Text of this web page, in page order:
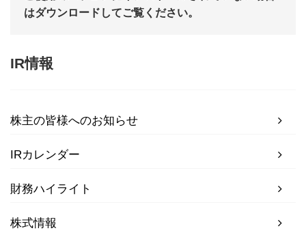
IR情報
株主の皆様へのお知らせ
IRカレンダー
財務ハイライト
株式情報
はダウンロードしてご覧ください。